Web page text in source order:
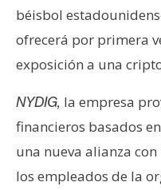
A
n
á
i
s
i
béisbol
ofrecerá por primera
exposición a una
NYDIG, la empresa
financieros basados en
una nueva alianza
los empleados de la